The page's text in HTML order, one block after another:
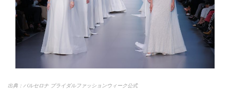
出典：バルセロナ ブライダルファッションウィーク公式